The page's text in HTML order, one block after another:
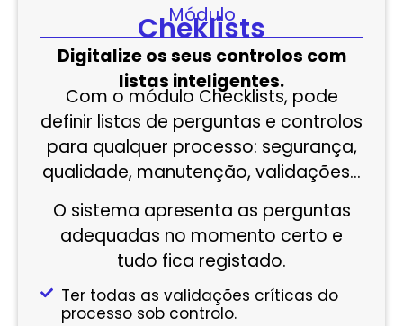
Módulo
Cheklists
Digitalize os seus controlos com
listas inteligentes.
Com o módulo Checklists, pode
definir listas de perguntas e controlos
para qualquer processo: segurança,
qualidade, manutenção, validações…
O sistema apresenta as perguntas
adequadas no momento certo e
tudo fica registado.
Ter todas as validações críticas do
processo sob controlo.